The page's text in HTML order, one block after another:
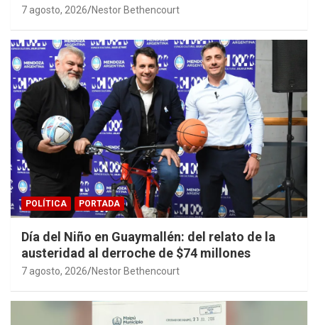
7 agosto, 2026 Nestor Bethencourt
POLÍTICA PORTADA
Día del Niño en Guaymallén: del relato de la
austeridad al derroche de $74 millones
7 agosto, 2026 Nestor Bethencourt